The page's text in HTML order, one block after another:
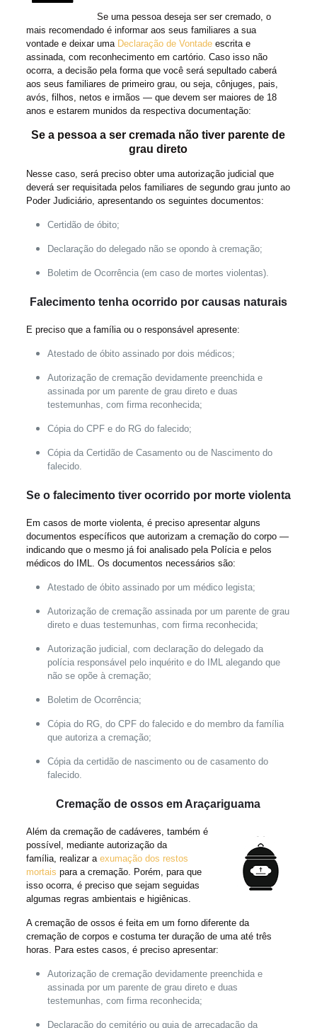
Se uma pessoa deseja ser ser cremado, o
mais recomendado é informar aos seus familiares a sua
vontade e deixar uma Declaração de Vontadeescrita e
assinada, com reconhecimento em cartório. Caso isso não
ocorra, a decisão pela forma que você será sepultado caberá
aos seus familiares de primeiro grau, ou seja, cônjuges, pais,
avós, filhos, netos e irmãos — que devem ser maiores de 18
anos e estarem munidos da respectiva documentação:
Se a pessoa a ser cremada não tiver parente de
grau direto
Nesse caso, será preciso obter uma autorização judicial que
deverá ser requisitada pelos familiares de segundo grau junto ao
Poder Judiciário, apresentando os seguintes documentos:
Certidão de óbito;
Declaração do delegado não se opondo à cremação;
Boletim de Ocorrência (em caso de mortes violentas).
Falecimento tenha ocorrido por causas naturais
E preciso que a família ou o responsável apresente:
Atestado de óbito assinado por dois médicos;
Autorização de cremação devidamente preenchida e
assinada por um parente de grau direto e duas
testemunhas, com firma reconhecida;
Cópia do CPF e do RG do falecido;
Cópia da Certidão de Casamento ou de Nascimento do
falecido.
Se o falecimento tiver ocorrido por morte violenta
Em casos de morte violenta, é preciso apresentar alguns
documentos específicos que autorizam a cremação do corpo —
indicando que o mesmo já foi analisado pela Polícia e pelos
médicos do IML. Os documentos necessários são:
Atestado de óbito assinado por um médico legista;
Autorização de cremação assinada por um parente de grau
direto e duas testemunhas, com firma reconhecida;
Autorização judicial, com declaração do delegado da
polícia responsável pelo inquérito e do IML alegando que
não se opõe à cremação;
Boletim de Ocorrência;
Cópia do RG, do CPF do falecido e do membro da família
que autoriza a cremação;
Cópia da certidão de nascimento ou de casamento do
falecido.
Cremação de ossos em Araçariguama
Além da cremação de cadáveres, também é
possível, mediante autorização da
família, realizar a exumação dos restos
mortais para a cremação. Porém, para que
isso ocorra, é preciso que sejam seguidas
algumas regras ambientais e higiênicas.
A cremação de ossos é feita em um forno diferente da
cremação de corpos e costuma ter duração de uma até três
horas. Para estes casos, é preciso apresentar:
Autorização de cremação devidamente preenchida e
assinada por um parente de grau direto e duas
testemunhas, com firma reconhecida;
Declaração do cemitério ou guia de arrecadação da